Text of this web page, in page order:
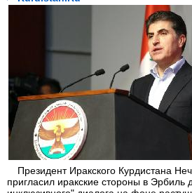
Президент Иракского Курдистана
пригласил иракские стороны в Эрбиль